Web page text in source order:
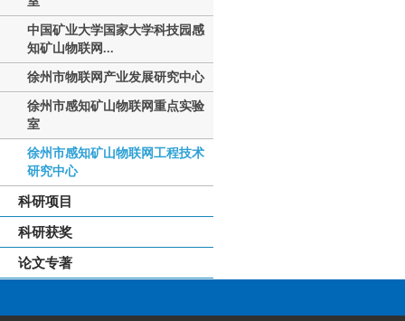
中国矿业大学国家大学科技园感
知矿山物联网...
徐州市物联网产业发展研究中心
徐州市感知矿山物联网重点实验
室
徐州市感知矿山物联网工程技术
研究中心
科研项目
科研获奖
论文专著